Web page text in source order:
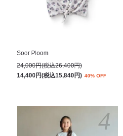
Soor Ploom
24,000円(税込26,400円)
14,400円(税込15,840円) 40% OFF
4